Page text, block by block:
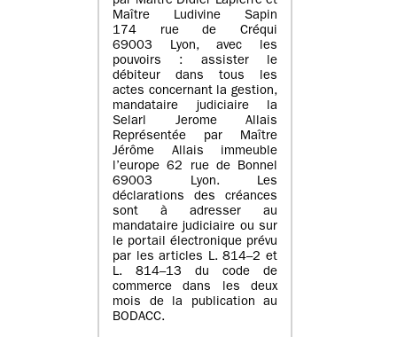
Maître Ludivine Sapin
174 rue de Créqui
69003 Lyon, avec les
pouvoirs : assister le
débiteur dans tous les
actes concernant la gestion,
mandataire judiciaire la
Selarl Jerome Allais
Représentée par Maître
Jérôme Allais immeuble
l’europe 62 rue de Bonnel
69003 Lyon. Les
déclarations des créances
sont à adresser au
mandataire judiciaire ou sur
le portail électronique prévu
par les articles L. 814–2 et
L. 814–13 du code de
commerce dans les deux
mois de la publication au
BODACC.